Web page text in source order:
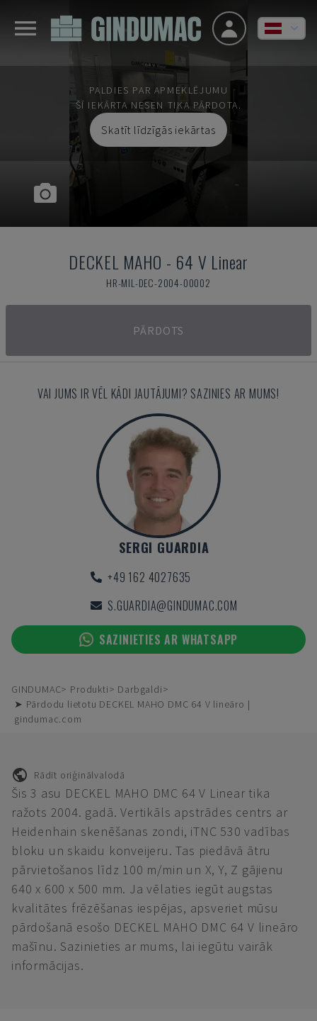
PALDIES PAR APMEKLĒJUMU
ŠĪ IEKĀRTA NESEN TIKA PĀRDOTA.
Skatīt līdzīgās iekārtas
DECKEL MAHO - 64 V Linear
HR-MIL-DEC-2004-00002
PĀRDOTS
VAI JUMS IR VĒL KĀDI JAUTĀJUMI? SAZINIES AR MUMS!
SERGI GUARDIA
+49 162 4027635
S.GUARDIA@GINDUMAC.COM
SAZINIETIES AR WHATSAPP
GINDUMAC Produkti
Darbgaldi
➤ Pārdodu lietotu DECKEL MAHO DMC 64 V lineāro |
gindumac.com
Rādīt oriģinālvalodā
Šis 3 asu DECKEL MAHO DMC 64 V Linear tika
ražots 2004. gadā. Vertikāls apstrādes centrs ar
Heidenhain skenēšanas zondi, iTNC 530 vadības
bloku un skaidu konveijeru. Tas piedāvā ātru
pārvietošanos līdz 100 m/min un X, Y, Z gājienu
640 x 600 x 500 mm. Ja vēlaties iegūt augstas
kvalitātes frēzēšanas iespējas, apsveriet mūsu
pārdošanā esošo DECKEL MAHO DMC 64 V lineāro
mašīnu. Sazinieties ar mums, lai iegūtu vairāk
informācijas.